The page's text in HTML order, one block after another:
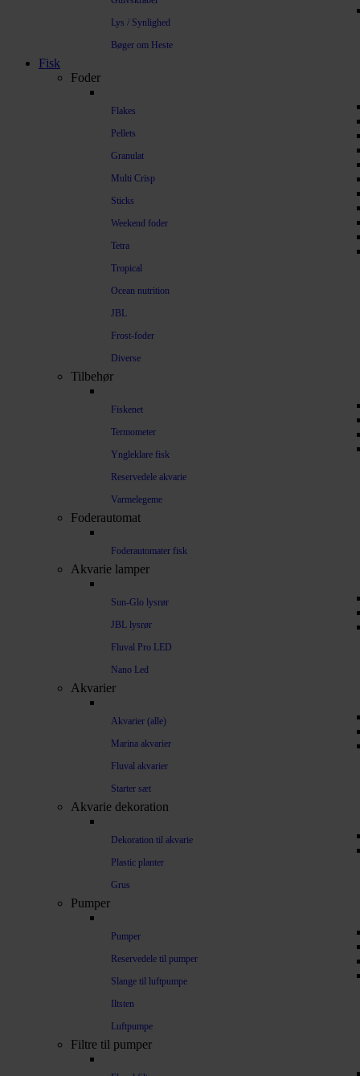
Lys / Synlighed
Bøger om Heste
Fisk
Foder
Flakes
Pellets
Granulat
Multi Crisp
Sticks
Weekend foder
Tetra
Tropical
Ocean nutrition
JBL
Frost-foder
Diverse
Tilbehør
Fiskenet
Termometer
Yngleklare fisk
Reservedele akvarie
Varmelegeme
Foderautomat
Foderautomater fisk
Akvarie lamper
Sun-Glo lysrør
JBL lysrør
Fluval Pro LED
Nano Led
Akvarier
Akvarier (alle)
Marina akvarier
Fluval akvarier
Starter sæt
Akvarie dekoration
Dekoration til akvarie
Plastic planter
Grus
Pumper
Pumper
Reservedele til pumper
Slange til luftpumpe
Iltsten
Luftpumpe
Filtre til pumper